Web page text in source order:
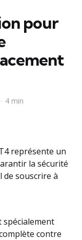
pour
4 min
représente un
la sécurité
de souscrire à
spécialement
contre